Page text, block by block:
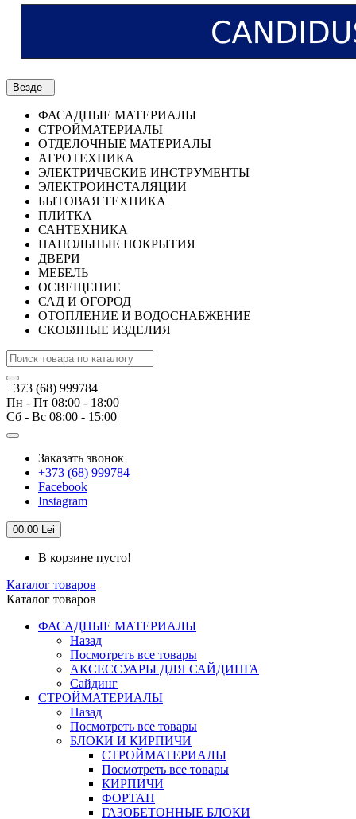
Везде
ФАСАДНЫЕ МАТЕРИАЛЫ
СТРОЙМАТЕРИАЛЫ
ОТДЕЛОЧНЫЕ МАТЕРИАЛЫ
АГРОТЕХНИКА
ЭЛЕКТРИЧЕСКИЕ ИНСТРУМЕНТЫ
ЭЛЕКТРОИНСТАЛЯЦИИ
БЫТОВАЯ ТЕХНИКА
ПЛИТКА
САНТЕХНИКА
НАПОЛЬНЫЕ ПОКРЫТИЯ
ДВЕРИ
МЕБЕЛЬ
ОСВЕЩЕНИЕ
САД И ОГОРОД
ОТОПЛЕНИЕ И ВОДОСНАБЖЕНИЕ
СКОБЯНЫЕ ИЗДЕЛИЯ
+373 (68) 999784
Пн - Пт 08:00 - 18:00
Сб - Вс 08:00 - 15:00
Заказать звонок
+373 (68) 999784
Facebook
Instagram
00.00 Lei
В корзине пусто!
Каталог товаров
Каталог товаров
ФАСАДНЫЕ МАТЕРИАЛЫ
Назад
Посмотреть все товары
АКСЕССУАРЫ ДЛЯ САЙДИНГА
Сайдинг
СТРОЙМАТЕРИАЛЫ
Назад
Посмотреть все товары
БЛОКИ И КИРПИЧИ
СТРОЙМАТЕРИАЛЫ
Посмотреть все товары
КИРПИЧИ
ФОРТАН
ГАЗОБЕТОННЫЕ БЛОКИ